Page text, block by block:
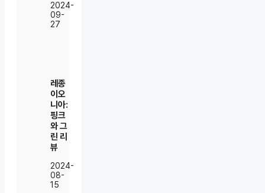
2024-
09-
27
레종
이오
니아:
핑크
와 그
린 리
뷰
2024-
08-
15